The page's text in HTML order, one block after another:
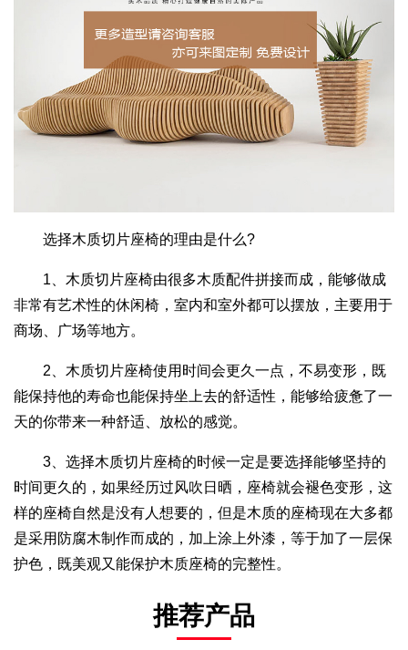
选择木质切片座椅的理由是什么?
1、木质切片座椅由很多木质配件拼接而成，能够做成
非常有艺术性的休闲椅，室内和室外都可以摆放，主要用于
商场、广场等地方。
2、木质切片座椅使用时间会更久一点，不易变形，既
能保持他的寿命也能保持坐上去的舒适性，能够给疲惫了一
天的你带来一种舒适、放松的感觉。
3、选择木质切片座椅的时候一定是要选择能够坚持的
时间更久的，如果经历过风吹日晒，座椅就会褪色变形，这
样的座椅自然是没有人想要的，但是木质的座椅现在大多都
是采用防腐木制作而成的，加上涂上外漆，等于加了一层保
护色，既美观又能保护木质座椅的完整性。
推荐产品